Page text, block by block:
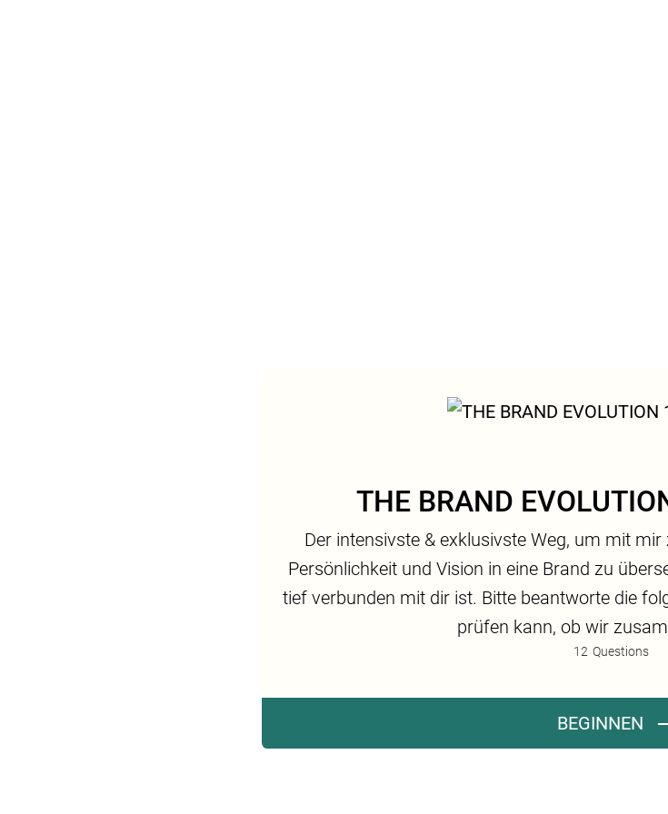
THE BRAND
Der intensivste & exklusivste Weg, um mit
Persönlichkeit und Vision in eine Brand zu
tief verbunden mit dir ist. Bitte beantworte die
prüfen kann, ob wir
12 Questions
BEGINNEN